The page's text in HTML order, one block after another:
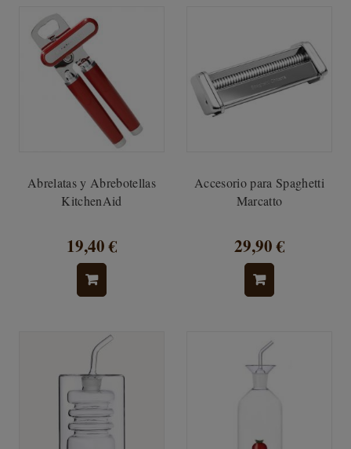
Abrelatas y Abrebotellas
KitchenAid
19,40 €
Accesorio para Spaghetti
Marcatto
29,90 €